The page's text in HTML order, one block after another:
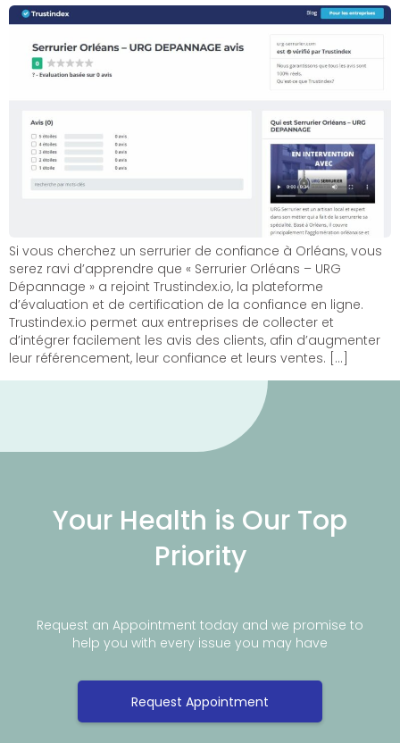
Si vous cherchez un serrurier de confiance à Orléans, vous
serez ravi d’apprendre que « Serrurier Orléans – URG
Dépannage » a rejoint Trustindex.io, la plateforme
d’évaluation et de certification de la confiance en ligne.
Trustindex.io permet aux entreprises de collecter et
d’intégrer facilement les avis des clients, afin d’augmenter
leur référencement, leur confiance et leurs ventes. […]
Your Health is Our Top
Priority
Request an Appointment today and we promise to
help you with every issue you may have
Request Appointment